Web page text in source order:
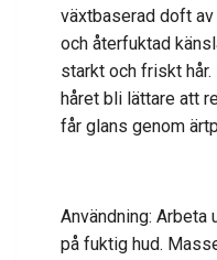
växtbaserad doft
och återfuktad
starkt och friskt
håret bli lättare att
får glans genom
Användning: Arbeta
på fuktig hud.